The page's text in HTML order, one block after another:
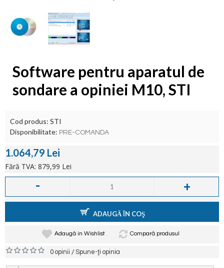
Software pentru aparatul de
sondare a opiniei M10, STI
Cod produs: STI
Disponibilitate: PRE-COMANDA
1.064,79 Lei
Fără TVA: 879,99 Lei
- +
ADAUGĂ ÎN COŞ
Adaugă in Wishlist Compară produsul
0 opinii /Spune-ţi opinia